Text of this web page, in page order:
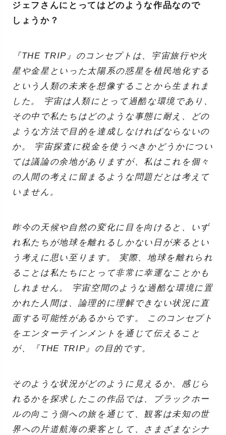
ジェフさんにとってはどのような作品なので
しょうか？
『THE TRIP』のコンセプトは、宇宙旅行や火
星や金星といった太陽系の惑星を植民地化する
という人類の未来を想像することから生まれま
した。 宇宙は人類にとって過酷な環境であり、
その中で私たちはどのような事態に耐え、どの
ような方法で目的を達成しなければならないの
か。 宇宙探査に税金を使うべきかどうかについ
ては議論の余地がありますが、私はこれを個々
の人間の考えに留まるような問題だとは考えて
いません。
昨今の天候や自然の変化に目を向けると、いず
れ私たちが地球を離れるしかない日が来るとい
う考えに思い至ります。 実際、地球を離れられ
ることは私たちにとって非常に幸運なことかも
しれません。 宇宙空間のような過酷な環境に置
かれた人間は、論理的に理解できない状況に直
面する可能性があるからです。 このコンセプト
をエンターテインメントを通じて伝えること
が、『THE TRIP』の目的です。
そのような状況がどのように見えるか、感じら
れるかを探求したこの作品では、ブラックホー
ルの向こう側への旅を通じて、観客は未知の世
界への片道航海の乗客として、さまざまなシナ